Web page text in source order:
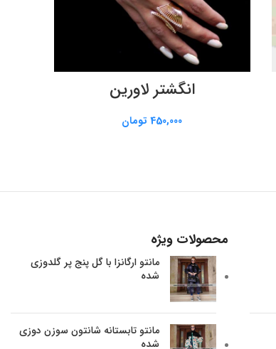
افزودن به سبد خرید
انگشتر لاورین
450,000 تومان
محصولات ویژه
مانتو ارگانزا با گل پنج پر گلدوزی
شده
مانتو تابستانه شانتون سوزن دوزی
شده